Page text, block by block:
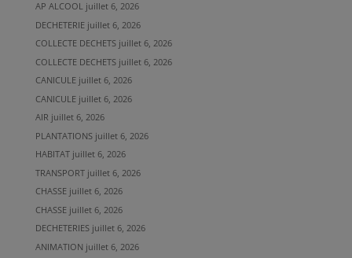
AP ALCOOL juillet 6, 2026
DECHETERIE juillet 6, 2026
COLLECTE DECHETS juillet 6, 2026
COLLECTE DECHETS juillet 6, 2026
CANICULE juillet 6, 2026
CANICULE juillet 6, 2026
AIR juillet 6, 2026
PLANTATIONS juillet 6, 2026
HABITAT juillet 6, 2026
TRANSPORT juillet 6, 2026
CHASSE juillet 6, 2026
CHASSE juillet 6, 2026
DECHETERIES juillet 6, 2026
ANIMATION juillet 6, 2026